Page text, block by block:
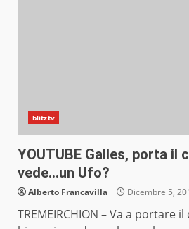
blitztv
YOUTUBE Galles, porta il
vede…un Ufo?
Alberto Francavilla Dicembre 5,
TREMEIRCHION – Va a portare